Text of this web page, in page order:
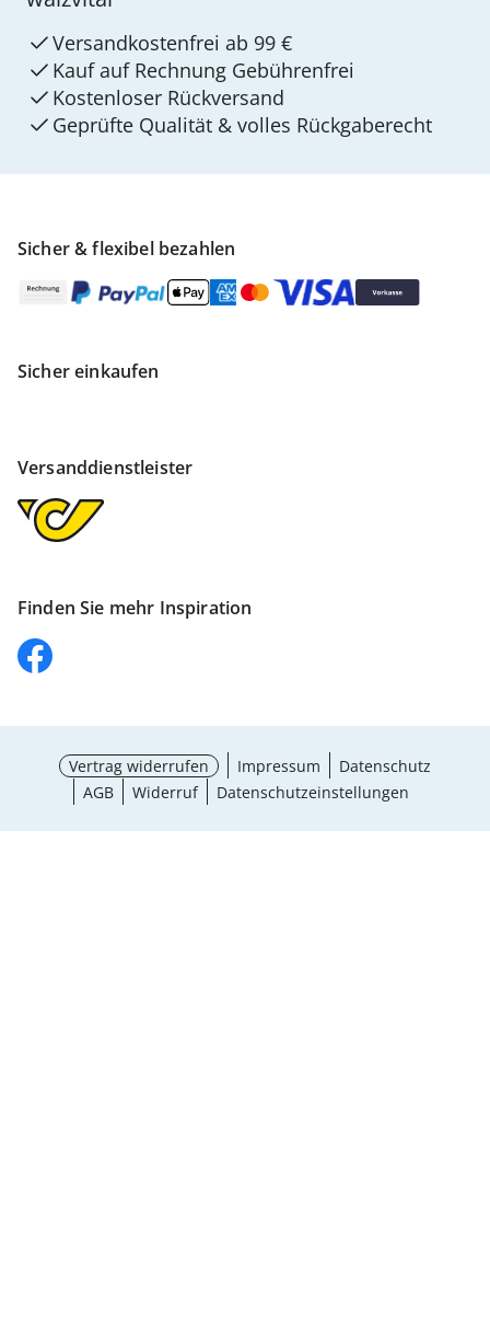
Sicher & flexibel bezahlen
Sicher einkaufen
Versanddienstleister
Finden Sie mehr Inspiration
Versandkostenfrei ab 99 €
Kauf auf Rechnung Gebührenfrei
Kostenloser Rückversand
Geprüfte Qualität & volles Rückgaberecht
Vertrag widerrufen Impressum
Datenschutz
AGB
Widerruf Datenschutzeinstellungen